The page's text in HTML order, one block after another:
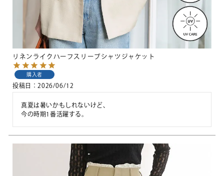
リネンライクハーフスリーブシャツジャケット
購入者
投稿日 2026/06/12
真夏は暑いかもしれないけど、